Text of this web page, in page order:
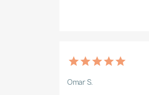
Omar S.